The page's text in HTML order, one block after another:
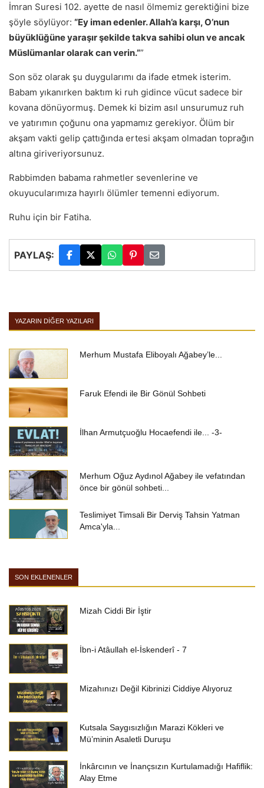
İmran Suresi 102. ayette de nasıl ölmemiz gerektiğini bize
şöyle söylüyor: “Ey iman edenler. Allah’a karşı, O’nun
büyüklüğüne yaraşır şekilde takva sahibi olun ve ancak
Müslümanlar olarak can verin.””
Son söz olarak şu duygularımı da ifade etmek isterim.
Babam yıkanırken baktım ki ruh gidince vücut sadece bir
kovana dönüyormuş. Demek ki bizim asıl unsurumuz ruh
ve yatırımın çoğunu ona yapmamız gerekiyor. Ölüm bir
akşam vakti gelip çattığında ertesi akşam olmadan toprağın
altına giriveriyorsunuz.
Rabbimden babama rahmetler sevenlerine ve
okuyucularımıza hayırlı ölümler temenni ediyorum.
Ruhu için bir Fatiha.
PAYLAŞ:
YAZARIN DIĞER YAZILARI
Merhum Mustafa Eliboyalı Ağabey’le...
Faruk Efendi ile Bir Gönül Sohbeti
İlhan Armutçuoğlu Hocaefendi ile... -3-
Merhum Oğuz Aydınol Ağabey ile vefatından
önce bir gönül sohbeti...
Teslimiyet Timsali Bir Derviş Tahsin Yatman
Amca'yla...
SON EKLENENLER
Mizah Ciddi Bir İştir
İbn-i Atâullah el-İskenderî - 7
Mizahınızı Değil Kibrinizi Ciddiye Alıyoruz
Kutsala Saygısızlığın Marazi Kökleri ve
Mü’minin Asaletli Duruşu
İnkârcının ve İnançsızın Kurtulamadığı Hafiflik:
Alay Etme